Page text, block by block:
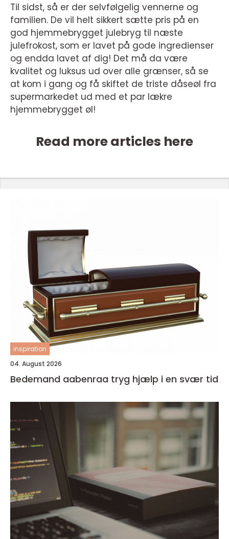
Til sidst, så er der selvfølgelig vennerne og
familien. De vil helt sikkert sætte pris på en
god hjemmebrygget julebryg til næste
julefrokost, som er lavet på gode ingredienser
og endda lavet af dig! Det må da være
kvalitet og luksus ud over alle grænser, så se
at kom i gang og få skiftet de triste dåseøl fra
supermarkedet ud med et par lækre
hjemmebrygget øl!
Read more articles here
inspiration
04. August 2026
Bedemand aabenraa tryg hjælp i en svær tid